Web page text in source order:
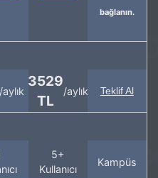
bağlanın.
/aylık
3529
TL
/aylık Teklif Al
5+
Kullanıcı
Kampüs